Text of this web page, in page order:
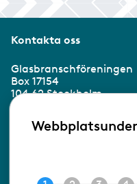
Kontakta oss
Box 17154
104 62 Stockholm
Besöksadress:
Ringvägen 100